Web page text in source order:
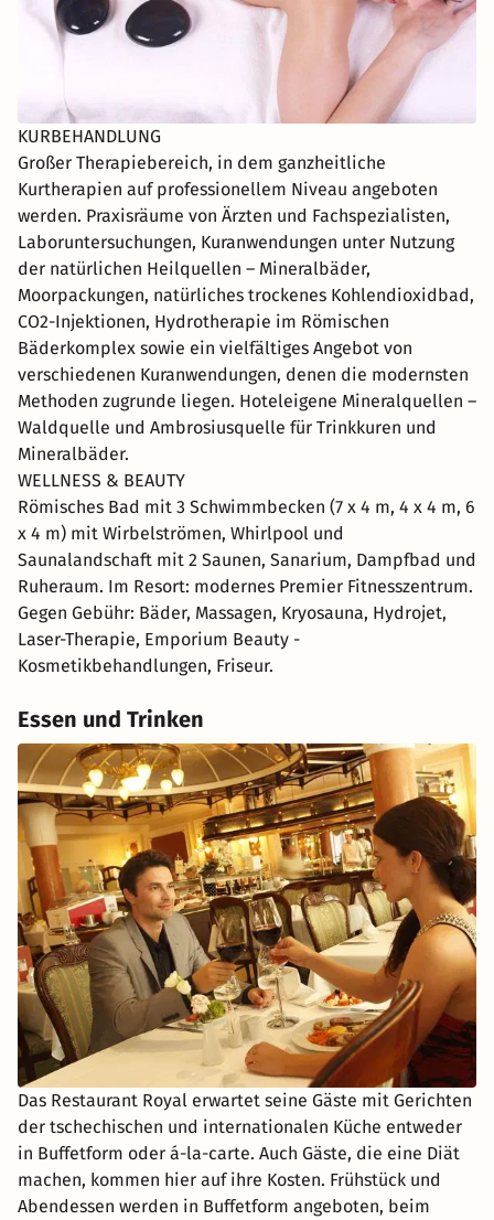
KURBEHANDLUNG
Großer Therapiebereich, in dem ganzheitliche
Kurtherapien auf professionellem Niveau angeboten
werden. Praxisräume von Ärzten und Fachspezialisten,
Laboruntersuchungen, Kuranwendungen unter Nutzung
der natürlichen Heilquellen – Mineralbäder,
Moorpackungen, natürliches trockenes Kohlendioxidbad,
CO2-Injektionen, Hydrotherapie im Römischen
Bäderkomplex sowie ein vielfältiges Angebot von
verschiedenen Kuranwendungen, denen die modernsten
Methoden zugrunde liegen. Hoteleigene Mineralquellen –
Waldquelle und Ambrosiusquelle für Trinkkuren und
Mineralbäder.
WELLNESS & BEAUTY
Römisches Bad mit 3 Schwimmbecken (7 x 4 m, 4 x 4 m, 6
x 4 m) mit Wirbelströmen, Whirlpool und
Saunalandschaft mit 2 Saunen, Sanarium, Dampfbad und
Ruheraum. Im Resort: modernes Premier Fitnesszentrum.
Gegen Gebühr: Bäder, Massagen, Kryosauna, Hydrojet,
Laser-Therapie, Emporium Beauty -
Kosmetikbehandlungen, Friseur.
Essen und Trinken
Das Restaurant Royal erwartet seine Gäste mit Gerichten
der tschechischen und internationalen Küche entweder
in Buffetform oder á-la-carte. Auch Gäste, die eine Diät
machen, kommen hier auf ihre Kosten. Frühstück und
Abendessen werden in Buffetform angeboten, beim